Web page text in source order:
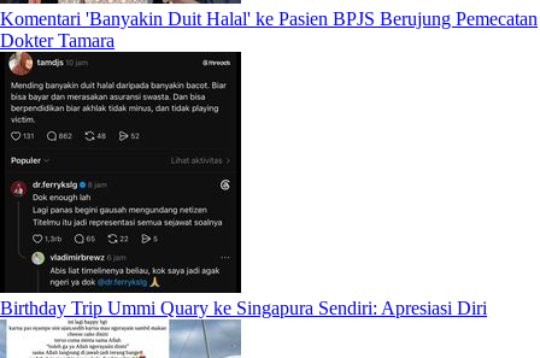
Komentari 'Banyakin Duit Halal' ke Pasien BPJS Berujung Pemecatan
Dokter Tamara
Birthday Trip Ummi Quary ke Singapura Sendiri: Apresiasi Diri